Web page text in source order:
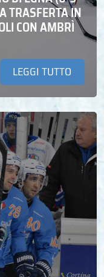
TRASFERTA IN
CON AMBRÌ
LEGGI TUTTO